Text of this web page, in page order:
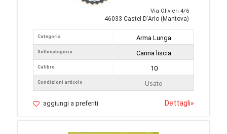
Via Olivieri 4/6
46033 Castel D'Ario (Mantova)
Categoria
Sottocategoria
Calibro
Condizioni articolo
Arma Lunga
Canna liscia
10
Usato
aggiungi a preferiti Dettagli»